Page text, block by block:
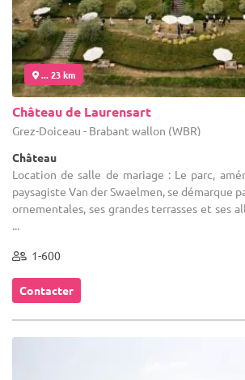
... 23 km
Château de Laurensart
Grez-Doiceau - Brabant wallon (WBR)
Château
Location de salle de mariage : Le parc,
paysagiste Van der Swaelmen, se démarque
ornementales, ses grandes terrasses et ses
...
1-600
Contacter